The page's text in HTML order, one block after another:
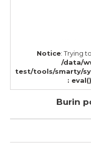
Notice: Trying
/data/
test/tools/smarty/
:
Burin